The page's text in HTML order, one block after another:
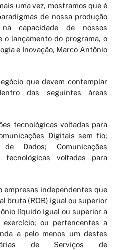
uma vez, mostramos que é
de nossa produção
capacidade de nossos
o lançamento do programa, o
e Inovação, Marco Antônio
que devem contemplar
das seguintes áreas
tecnológicas voltadas para
Digitais sem fio;
Dados; Comunicações
tecnológicas voltadas para
empresas independentes que
bruta (ROB) igual ou superior
líquido igual ou superior a
ou pertencentes a
a pelo menos um destes
de Serviços de